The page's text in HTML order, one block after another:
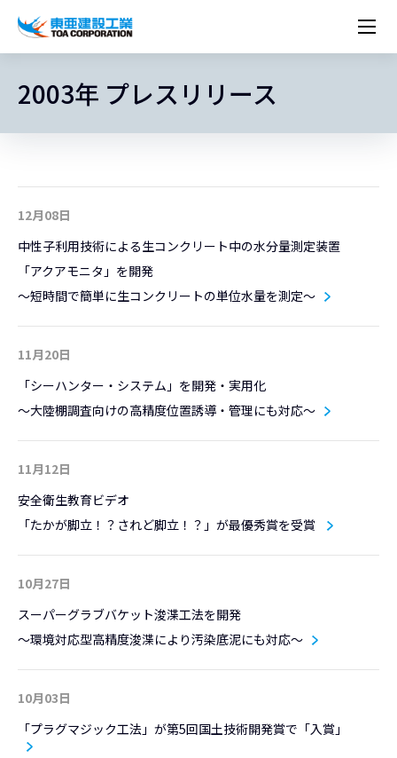
経営理念
営業種目
コーポレートメッセージ
関連書籍
東亜の歩み ～From 1908 to 2008～
株主・投資家情報
トップメッセージ
中期経営計画資料
最新IR資料
IRカレンダー
経営方針
IRライブラリー
ESGに関する外部評価
実績紹介
施設・用途別
海外から探す
年代別
現場レポート
重要課題とKPI
DX戦略
統合報告書
ESGデータ
カーボンニュートラルへの取組み
生物多様性
（自然関連の情報開示）
水資源
健康経営
労働安全衛生
品質向上
サプライチェーン・マネジメント
パートナーシップ構築宣言
マルチステークホルダー方針
リスクマネジメント
情報セキュリティ
AI活用ポリシー
知的財産基本方針
冷蔵倉庫をつくりたい
新卒・第二新卒採用情報
キャリア採用
障がい者採用
カムバック採用
Careers (English)
コーポレートメッセージ
2003年 プレスリリース
12月08日
中性子利用技術による生コンクリート中の水分量測定装置
「アクアモニタ」を開発
～短時間で簡単に生コンクリートの単位水量を測定～
11月20日
「シーハンター・システム」を開発・実用化
～大陸棚調査向けの高精度位置誘導・管理にも対応～
11月12日
安全衛生教育ビデオ
「たかが脚立！？されど脚立！？」が最優秀賞を受賞
10月27日
スーパーグラブバケット浚渫工法を開発
～環境対応型高精度浚渫により汚染底泥にも対応～
10月03日
「プラグマジック工法」が第5回国土技術開発賞で「入賞」